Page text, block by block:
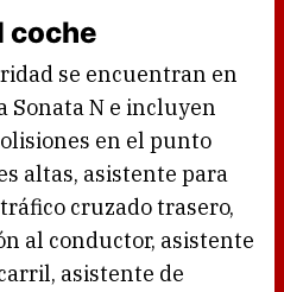
coche
se encuentran en
Sonata N e incluyen
en el punto
altas, asistente para
cruzado trasero,
al conductor, asistente
asistente de